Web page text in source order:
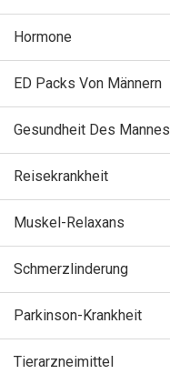
Hormone
ED Packs Von Männern
Gesundheit Des Mannes
Reisekrankheit
Muskel-Relaxans
Schmerzlinderung
Parkinson-Krankheit
Tierarzneimittel